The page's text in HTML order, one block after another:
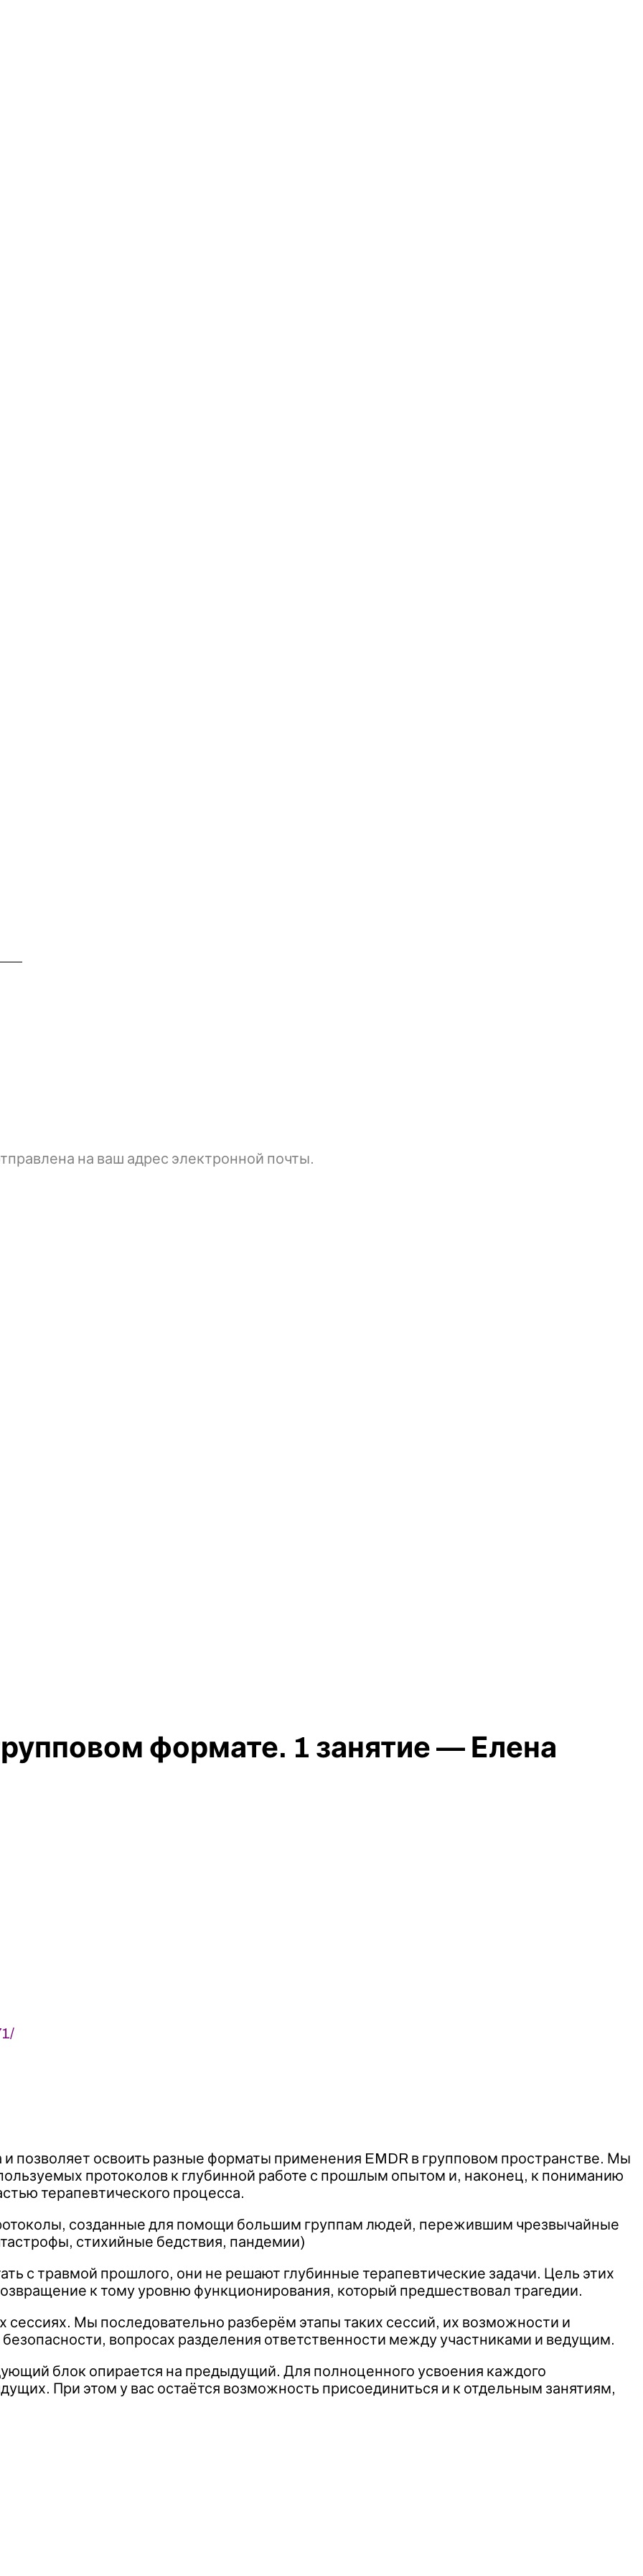
​​на ваш адрес электронной почты.
формате. 1 занятие — Елена
и позволяет освоить разные форматы применения EMDR в групповом пространстве. Мы
протоколов к глубинной работе с прошлым опытом и, наконец, к пониманию
терапевтического процесса.
созданные для помощи большим группам людей, пережившим чрезвычайные
стихийные бедствия, пандемии)
с травмой прошлого, они не решают глубинные терапевтические задачи. Цель этих
к тому уровню функционирования, который предшествовал трагедии.
сессиях. Мы последовательно разберём этапы таких сессий, их возможности и
вопросах разделения ответственности между участниками и ведущим.
блок опирается на предыдущий. Для полноценного усвоения каждого
При этом у вас остаётся возможность присоединиться и к отдельным занятиям,